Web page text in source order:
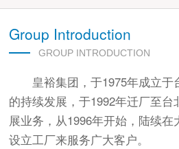
Group Introduction
GROUP INTRODUCTION
皇裕集团，于1975年成立
的持续发展，于1992年迁厂至
展业务，从1996年开始，陆续
设立工厂来服务广大客户。